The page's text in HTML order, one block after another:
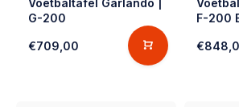
Voetbaltafel Garlando |
G-200
€709,00
F-200